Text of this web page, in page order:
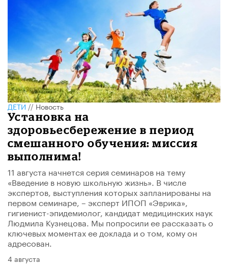
ДЕТИ//Новость
​Установка на
здоровьесбережение в период
смешанного обучения: миссия
выполнима!
11 августа начнется серия семинаров на тему
«Введение в новую школьную жизнь». В числе
экспертов, выступления которых запланированы на
первом семинаре, – эксперт ИПОП «Эврика»,
гигиенист-эпидемиолог, кандидат медицинских наук
Людмила Кузнецова. Мы попросили ее рассказать о
ключевых моментах ее доклада и о том, кому он
адресован.
4 августа